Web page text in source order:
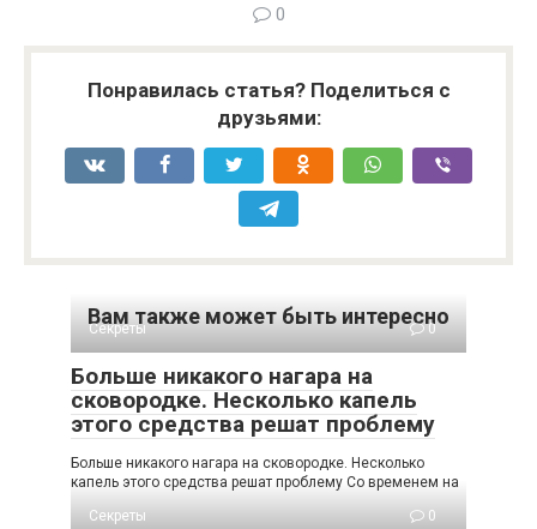
0
Понравилась статья? Поделиться с
друзьями:
Вам также может быть интересно
Секреты 0
Больше никакого нагара на
сковородке. Несколько капель
этого средства решат проблему
Больше никакого нагара на сковородке. Несколько
капель этого средства решат проблему Со временем на
Секреты
0